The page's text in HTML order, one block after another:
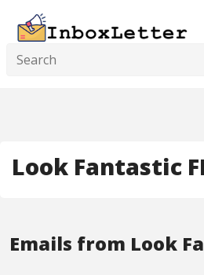
Look Fantastic
Emails from Look